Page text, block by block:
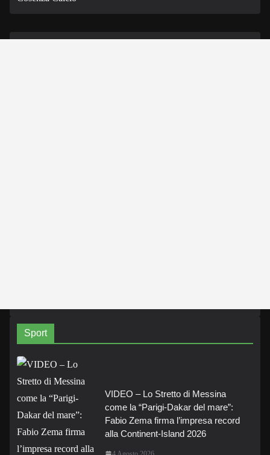
Sport
VIDEO – Lo Stretto di Messina
come la “Parigi-Dakar del mare”:
Fabio Zema firma l’impresa record
alla Continent-Island 2026